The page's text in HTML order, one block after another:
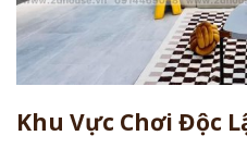
Khu Vực Chơi Độc